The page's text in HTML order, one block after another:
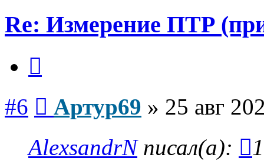
Re: Измерение ПТР
#6 Артур69 » 25 авг
AlexsandrNписал(а):